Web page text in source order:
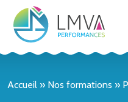
Accueil » Nos formations »